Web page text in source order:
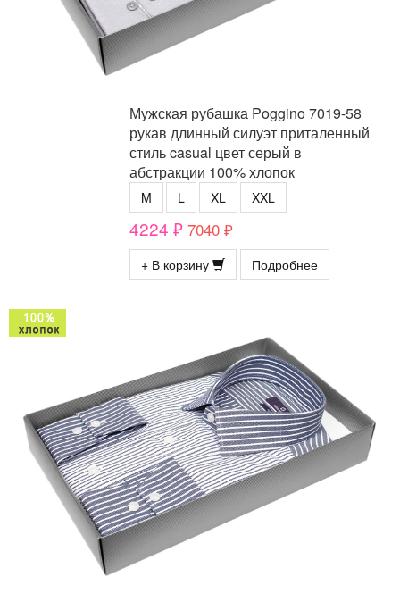
Мужская рубашка Poggino 7019-58
рукав длинный силуэт приталенный
стиль casual цвет серый в
абстракции 100% хлопок
M L XL XXL
4224 ₽ 7040 ₽
+ В корзину Подробнее